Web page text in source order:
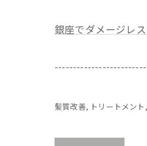
銀座でダメージレ
髪質改善 トリートメント